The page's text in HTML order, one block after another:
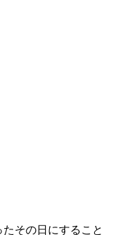
その日にすること